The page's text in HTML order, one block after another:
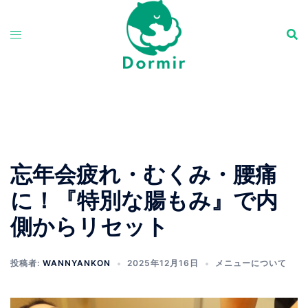
忘年会疲れ・むくみ・腰痛
に！『特別な腸もみ』で内
側からリセット
投稿者: WANNYANKON 2025年12月16日 メニューについて